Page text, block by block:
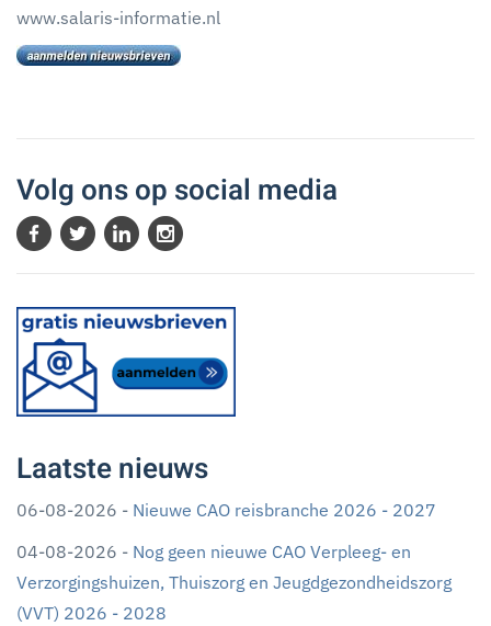
www.salaris-informatie.nl
Volg ons op social media
Laatste nieuws
06-08-2026 - Nieuwe CAO reisbranche 2026 - 2027
04-08-2026 - Nog geen nieuwe CAO Verpleeg- en
Verzorgingshuizen, Thuiszorg en Jeugdgezondheidszorg
(VVT) 2026 - 2028